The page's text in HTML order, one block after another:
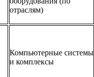
отраслям)
Компьютерные системы
и комплексы